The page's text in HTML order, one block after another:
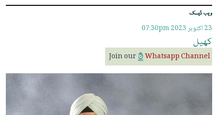
ویب ڈیسک
23 اکتوبر 2023 07:30pm
کھیل
Join our Whatsapp Channel